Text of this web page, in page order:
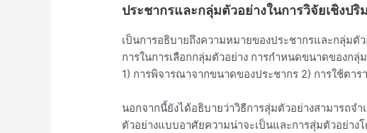
ประชากรและกลุ่มตัวอย่างในการวิจัยเชิงป
เป็นการอธิบายถึงความหมายของประชากรและกลุ่มตั
การในการเลือกกลุ่มตัวอย่าง การกำหนดขนาดของก
1) การพิจารณาจากขนาดของประชากร 2) การใช้ตา
นอกจากนี้ยังได้อธิบายว่าวิธีการสุ่มตัวอย่างสามารถจ
ตัวอย่างแบบอาศัยความน่าจะเป็นและการสุ่มตัวอย่า